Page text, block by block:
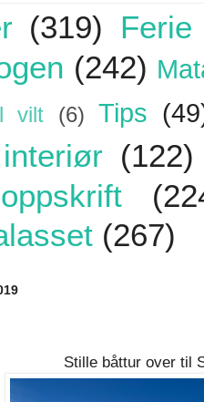
(319) Ferie
(242)
vilt (6) Tips
interiør (122)
oppskrift
(267)
Stille båttur over til